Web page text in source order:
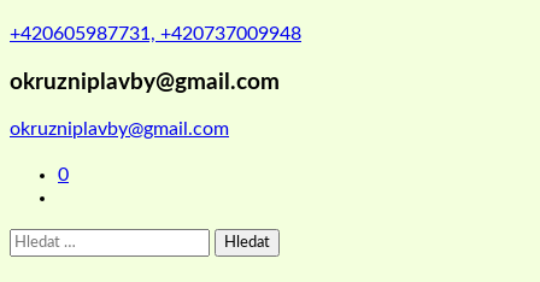
+420605987731, +420737009948
okruzniplavby@gmail.com
okruzniplavby@gmail.com
0
Vyhledávání